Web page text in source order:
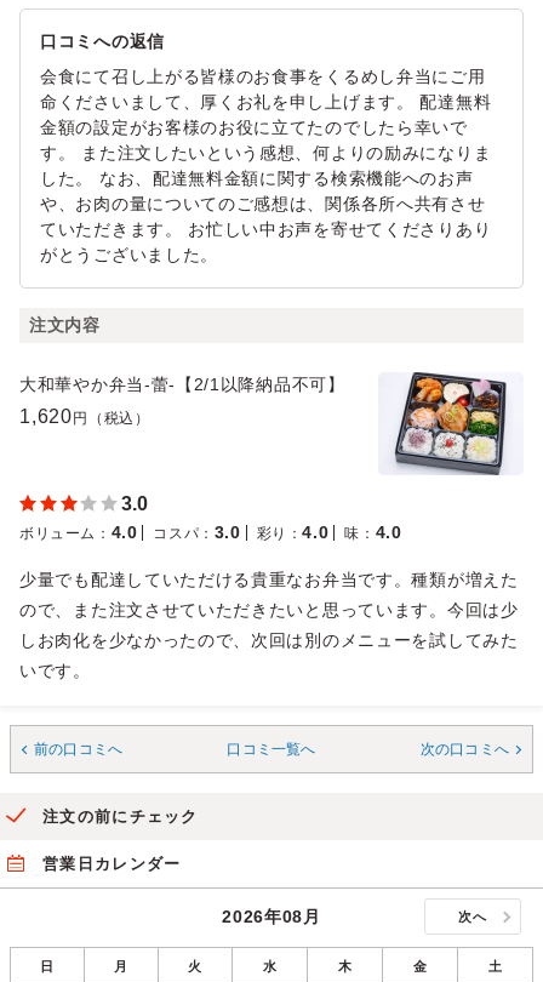
口コミへの返信
会食にて召し上がる皆様のお食事をくるめし弁当にご用
命くださいまして、厚くお礼を申し上げます。 配達無料
金額の設定がお客様のお役に立てたのでしたら幸いで
す。 また注文したいという感想、何よりの励みになりま
した。 なお、配達無料金額に関する検索機能へのお声
や、お肉の量についてのご感想は、関係各所へ共有させ
ていただきます。 お忙しい中お声を寄せてくださりあり
がとうございました。
注文内容
大和華やか弁当-蕾-【2/1以降納品不可】
1,620 円（税込）
3.0
ボリューム ： 4.0 コスパ ： 3.0 彩り ：4.0 味 ： 4.0
少量でも配達していただける貴重なお弁当です。種類が増えた
ので、また注文させていただきたいと思っています。今回は少
しお肉化を少なかったので、次回は別のメニューを試してみた
いです。
前の口コミへ 口コミ一覧へ 次の口コミへ
注文の前にチェック
営業日カレンダー
2026年08月 次へ
日 月 火 水 木 金 土